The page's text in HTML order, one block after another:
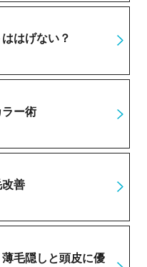
はげない？
ー術
善
毛隠しと頭皮に優